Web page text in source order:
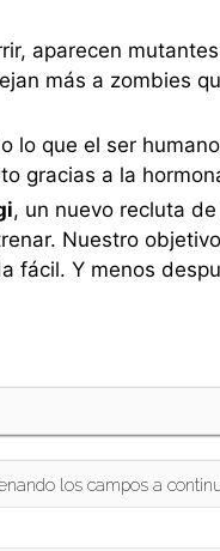
aparecen
más a zombies
lo que el ser
gracias a la
, un nuevo recluta
Nuestro
fácil. Y menos
los campos a